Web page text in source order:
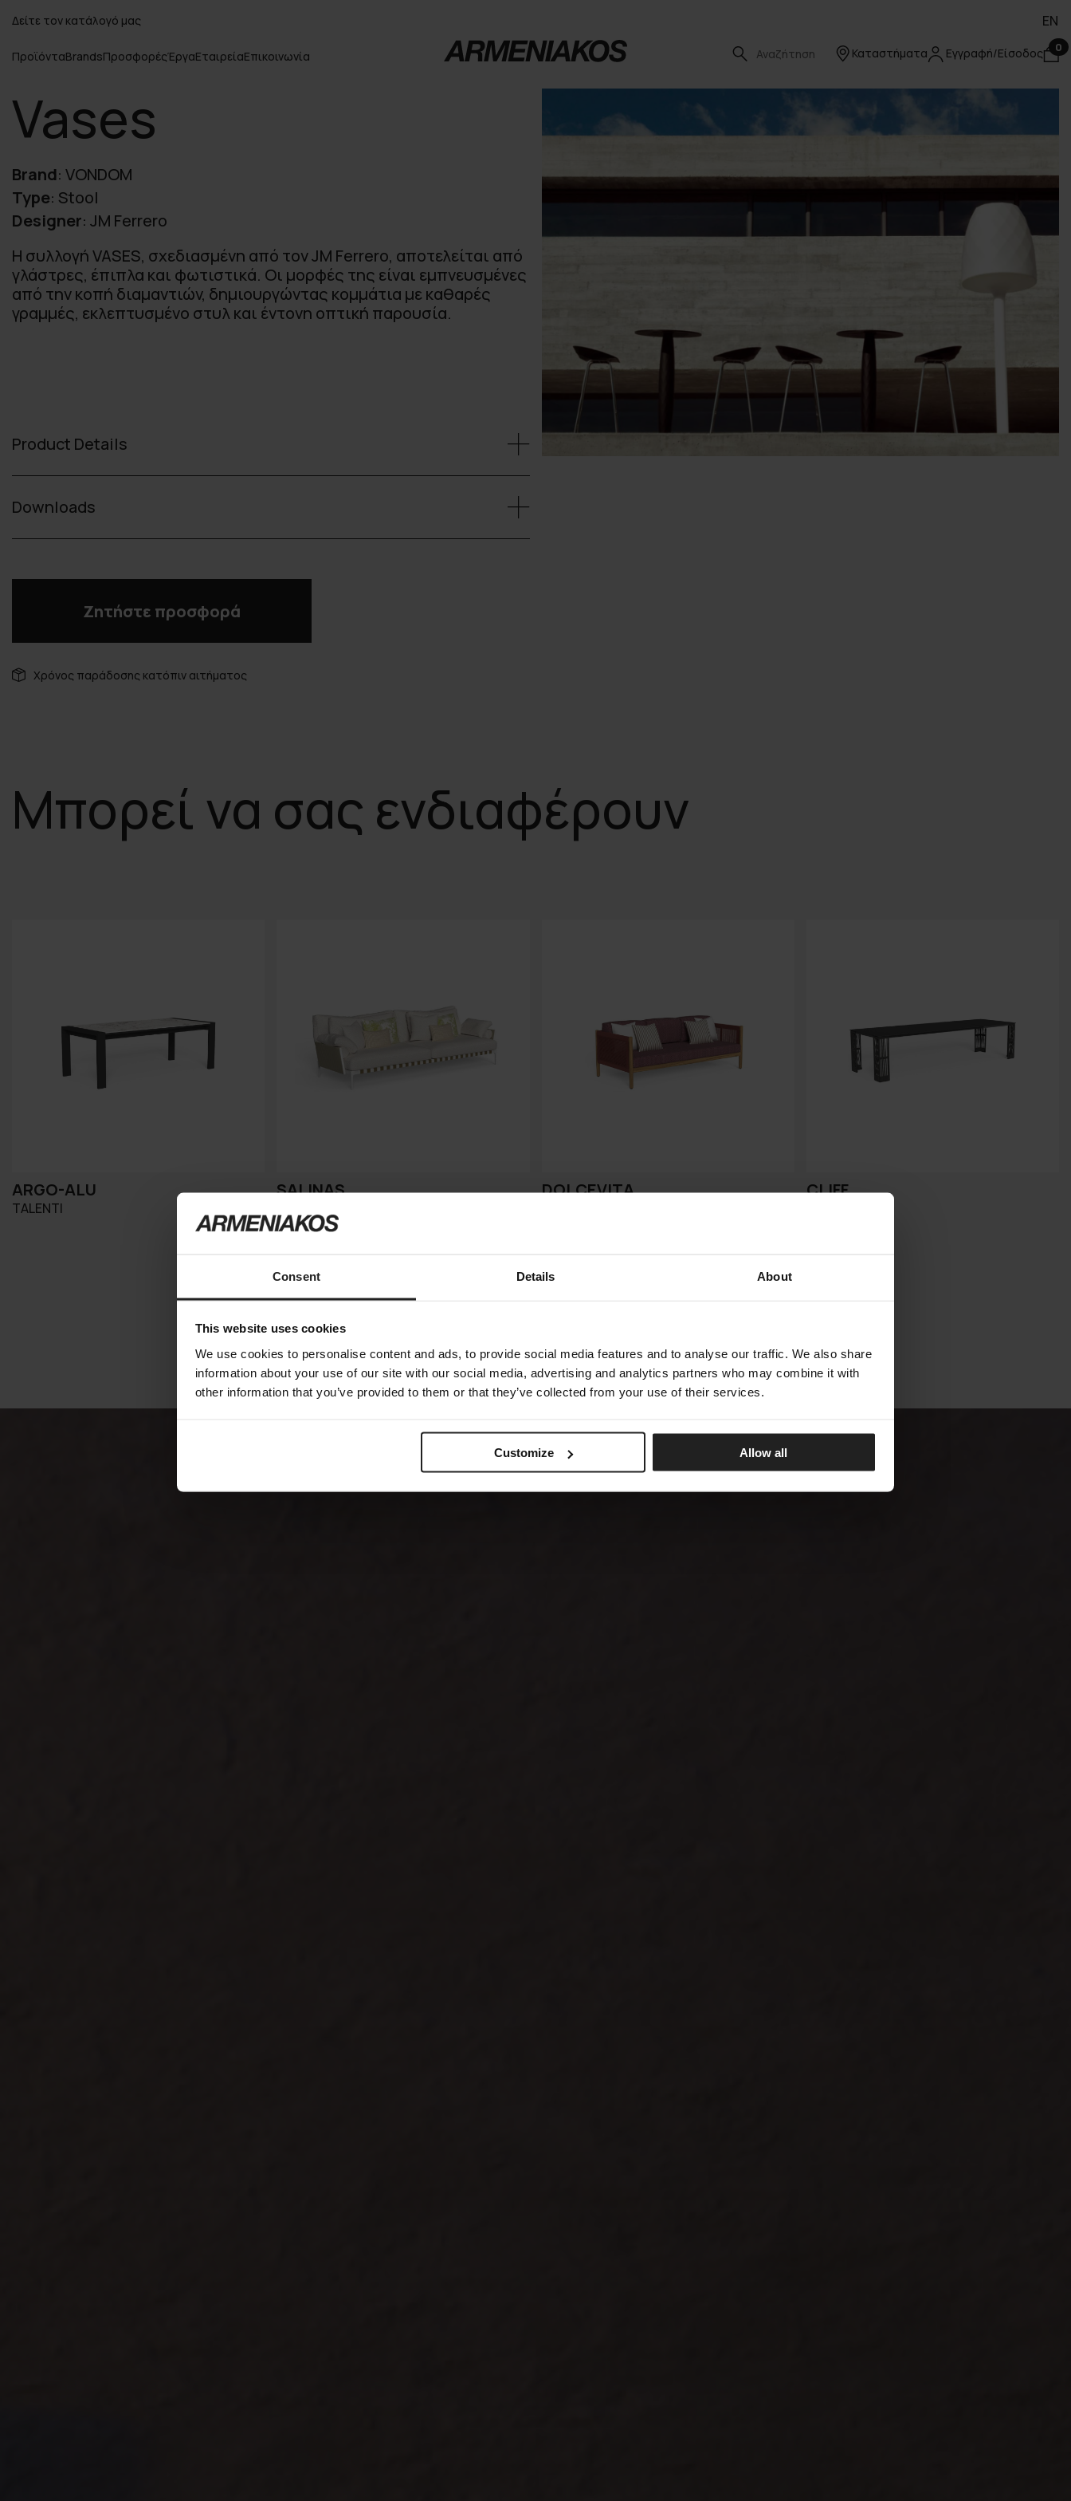
Consent Details About
This website uses cookies
We use cookies to personalise content and ads, to provide social media features and to analyse our traffic. We also share
information about your use of our site with our social media, advertising and analytics partners who may combine it with
other information that you’ve provided to them or that they’ve collected from your use of their services.
Customize Allow all
Δείτε τον κατάλογό μας EN
ΠροϊόνταBrandsΠροσφορέςΈργαΕταιρείαΕπικοινωνία Καταστήματα Εγγραφή/Είσοδος 0
Vases
Brand: VONDOM
Type: Stool
Designer: JM Ferrero
Η συλλογή VASES, σχεδιασμένη από τον JM Ferrero, αποτελείται από
γλάστρες, έπιπλα και φωτιστικά. Οι μορφές της είναι εμπνευσμένες
από την κοπή διαμαντιών, δημιουργώντας κομμάτια με καθαρές
γραμμές, εκλεπτυσμένο στυλ και έντονη οπτική παρουσία.
Product Details
Downloads
Ζητήστε προσφορά
Χρόνος παράδοσης κατόπιν αιτήματος
Μπορεί να σας ενδιαφέρουν
ARGO-ALU
TALENTI
SALINAS DOLCEVITA CLIFF